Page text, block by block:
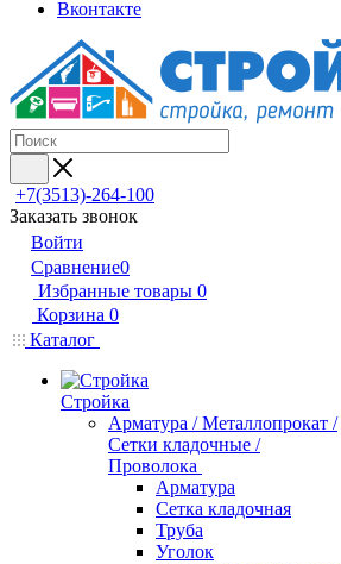
Вконтакте
+7(3513)-264-100
Заказать звонок
Войти
Сравнение0
Избранные товары 0
Корзина 0
Каталог
Стройка
Арматура / Металлопрокат /
Сетки кладочные /
Проволока
Арматура
Сетка кладочная
Труба
Уголок